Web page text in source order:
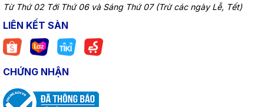
Từ Thứ 02 Tới Thứ 06 và Sáng Thứ 07 (Trừ các ngày Lễ, Tết)
LIÊN KẾT SÀN
CHỨNG NHẬN